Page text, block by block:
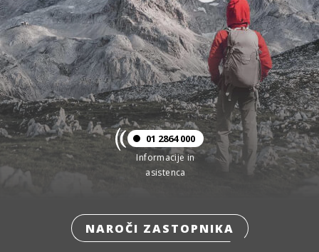
01 2864 000
Informacije in
asistenca
NAROČI ZASTOPNIKA